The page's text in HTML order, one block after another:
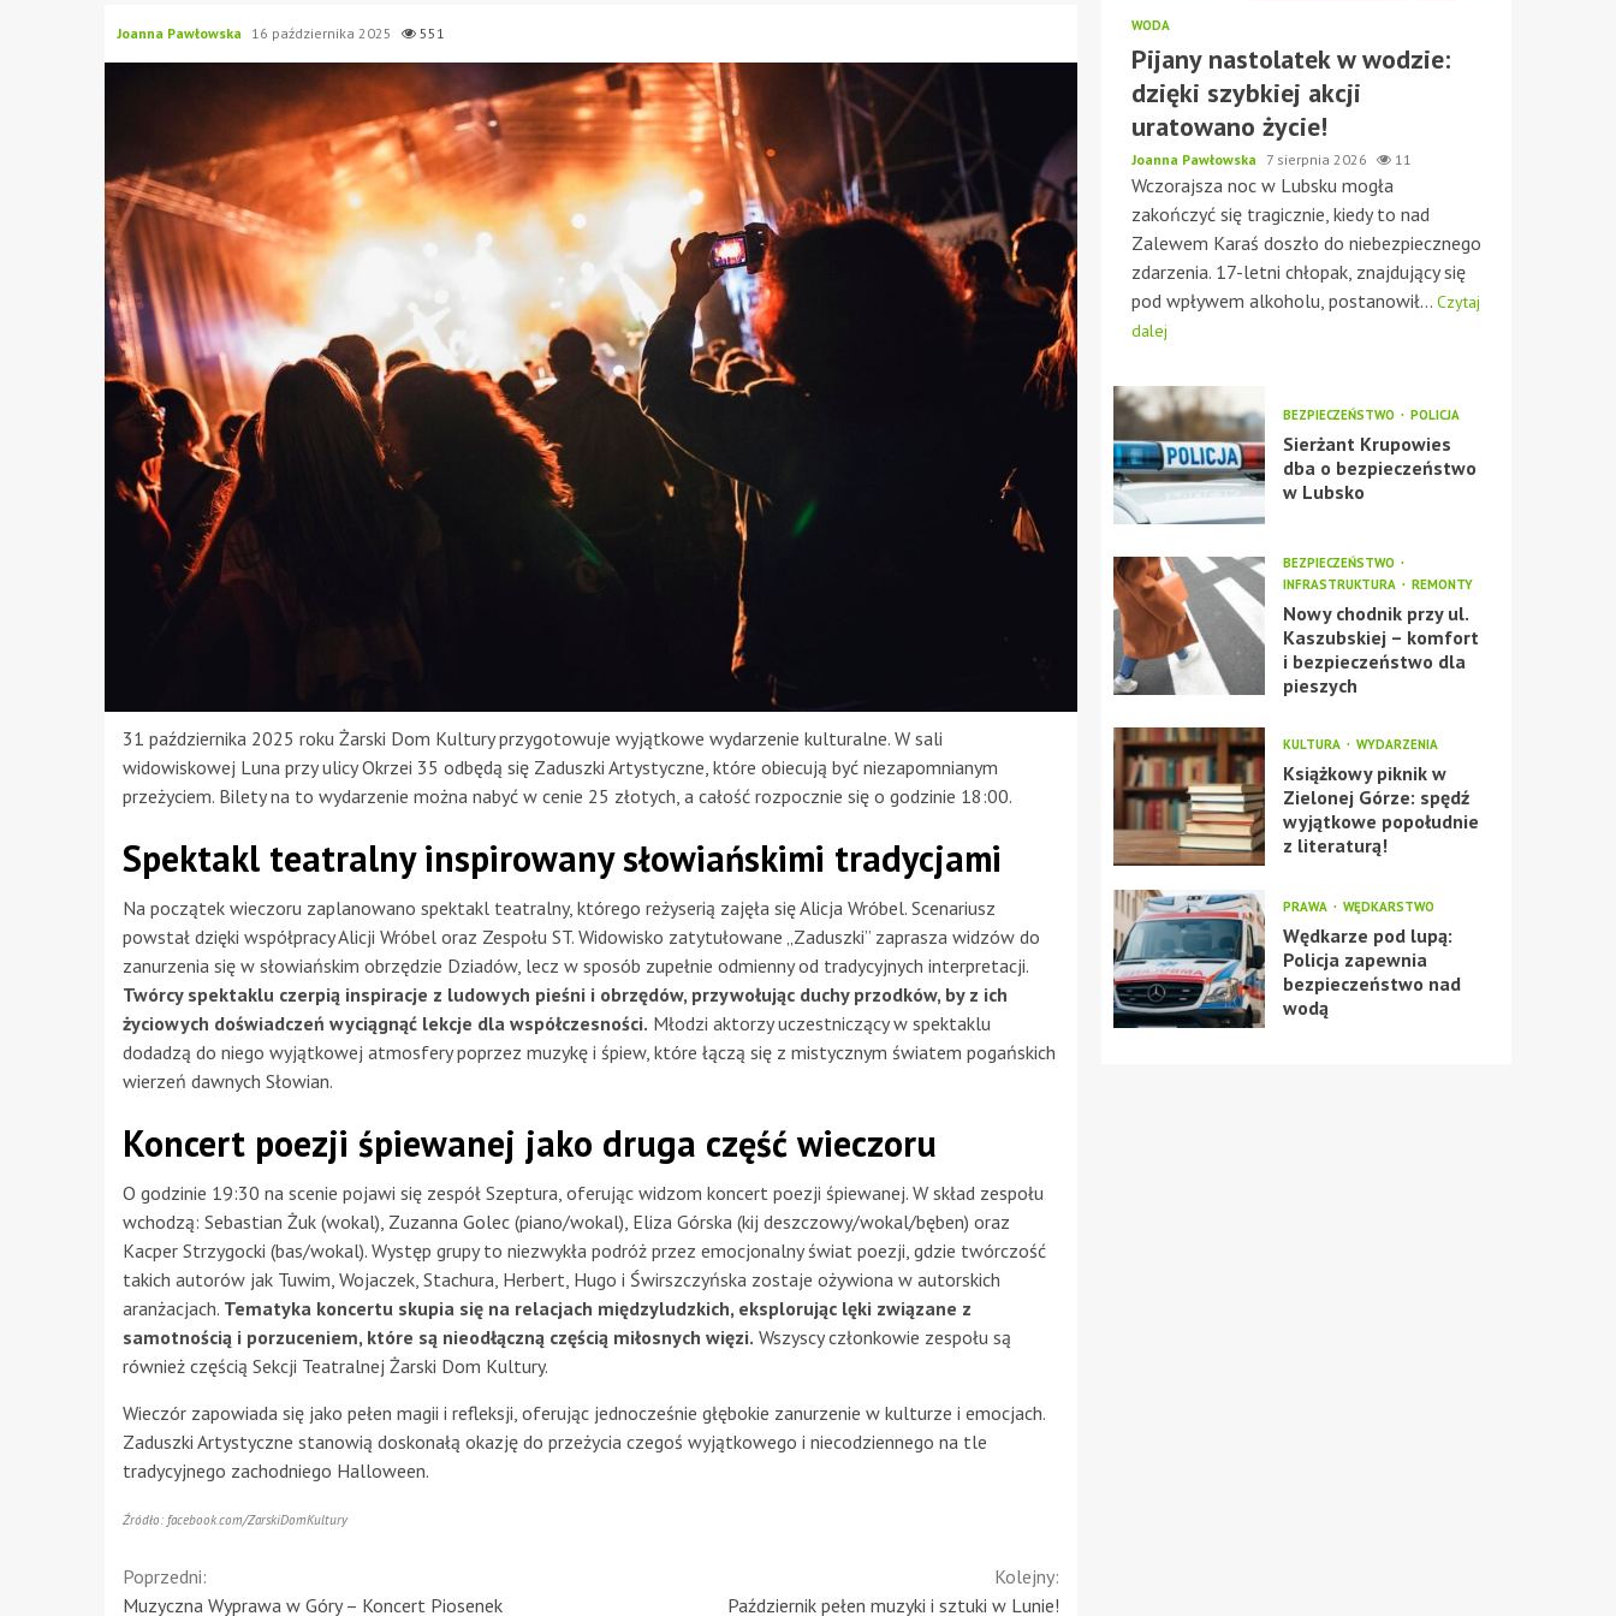
Joanna Pawłowska 16 października 2025 551
31 października 2025 roku Żarski Dom Kultury przygotowuje wyjątkowe wydarzenie kulturalne. W sali
widowiskowej Luna przy ulicy Okrzei 35 odbędą się Zaduszki Artystyczne, które obiecują być niezapomnianym
przeżyciem. Bilety na to wydarzenie można nabyć w cenie 25 złotych, a całość rozpocznie się o godzinie 18:00.
Spektakl teatralny inspirowany słowiańskimi tradycjami
Na początek wieczoru zaplanowano spektakl teatralny, którego reżyserią zajęła się Alicja Wróbel. Scenariusz
powstał dzięki współpracy Alicji Wróbel oraz Zespołu ST. Widowisko zatytułowane „Zaduszki” zaprasza widzów do
zanurzenia się w słowiańskim obrzędzie Dziadów, lecz w sposób zupełnie odmienny od tradycyjnych interpretacji.
Twórcy spektaklu czerpią inspiracje z ludowych pieśni i obrzędów, przywołując duchy przodków, by z ich
życiowych doświadczeń wyciągnąć lekcje dla współczesności. Młodzi aktorzy uczestniczący w spektaklu
dodadzą do niego wyjątkowej atmosfery poprzez muzykę i śpiew, które łączą się z mistycznym światem pogańskich
wierzeń dawnych Słowian.
Koncert poezji śpiewanej jako druga część wieczoru
O godzinie 19:30 na scenie pojawi się zespół Szeptura, oferując widzom koncert poezji śpiewanej. W skład zespołu
wchodzą: Sebastian Żuk (wokal), Zuzanna Golec (piano/wokal), Eliza Górska (kij deszczowy/wokal/bęben) oraz
Kacper Strzygocki (bas/wokal). Występ grupy to niezwykła podróż przez emocjonalny świat poezji, gdzie twórczość
takich autorów jak Tuwim, Wojaczek, Stachura, Herbert, Hugo i Świrszczyńska zostaje ożywiona w autorskich
aranżacjach. Tematyka koncertu skupia się na relacjach międzyludzkich, eksplorując lęki związane z
samotnością i porzuceniem, które są nieodłączną częścią miłosnych więzi. Wszyscy członkowie zespołu są
również częścią Sekcji Teatralnej Żarski Dom Kultury.
Wieczór zapowiada się jako pełen magii i refleksji, oferując jednocześnie głębokie zanurzenie w kulturze i emocjach.
Zaduszki Artystyczne stanowią doskonałą okazję do przeżycia czegoś wyjątkowego i niecodziennego na tle
tradycyjnego zachodniego Halloween.
Źródło: facebook.com/ZarskiDomKultury
Continue
Poprzedni:
Muzyczna Wyprawa w Góry – Koncert Piosenek
Kolejny:
Październik pełen muzyki i sztuki w Lunie!
WODA
Pijany nastolatek w wodzie:
dzięki szybkiej akcji
uratowano życie!
Joanna Pawłowska 7 sierpnia 2026 11
Wczorajsza noc w Lubsku mogła
zakończyć się tragicznie, kiedy to nad
Zalewem Karaś doszło do niebezpiecznego
zdarzenia. 17-letni chłopak, znajdujący się
pod wpływem alkoholu, postanowił... Czytaj
dalej
BEZPIECZEŃSTWO POLICJA
Sierżant Krupowies
dba o bezpieczeństwo
w Lubsko
BEZPIECZEŃSTWO
INFRASTRUKTURA
REMONTY
Nowy chodnik przy ul.
Kaszubskiej – komfort
i bezpieczeństwo dla
pieszych
KULTURA WYDARZENIA
Książkowy piknik w
Zielonej Górze: spędź
wyjątkowe popołudnie
z literaturą!
PRAWA WĘDKARSTWO
Wędkarze pod lupą:
Policja zapewnia
bezpieczeństwo nad
wodą